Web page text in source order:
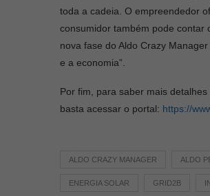
toda a cadeia. O empreendedor
consumidor também pode contar
nova fase do Aldo Crazy
e a economia”.
Por fim, para saber mais
basta acessar o portal: https://
ALDO CRAZY MANAGER ALDO
ENERGIA SOLAR GRID2B